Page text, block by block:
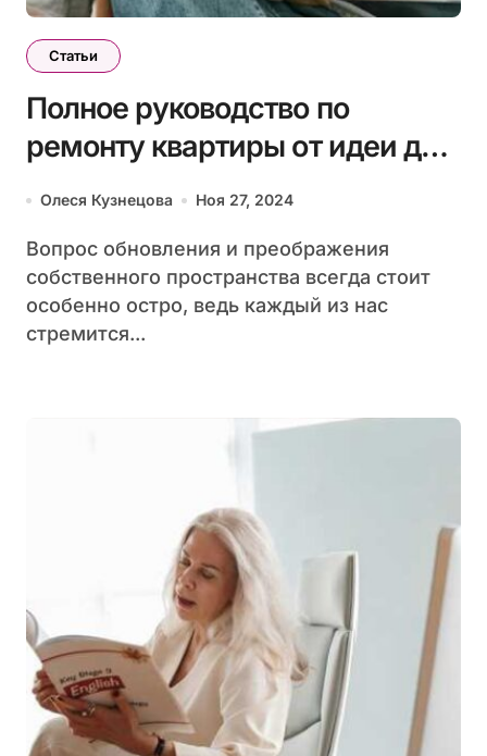
Статьи
Полное руководство по
ремонту квартиры от идеи до
завершения
Олеся Кузнецова Ноя 27, 2024
Вопрос обновления и преображения
собственного пространства всегда стоит
особенно остро, ведь каждый из нас
стремится...